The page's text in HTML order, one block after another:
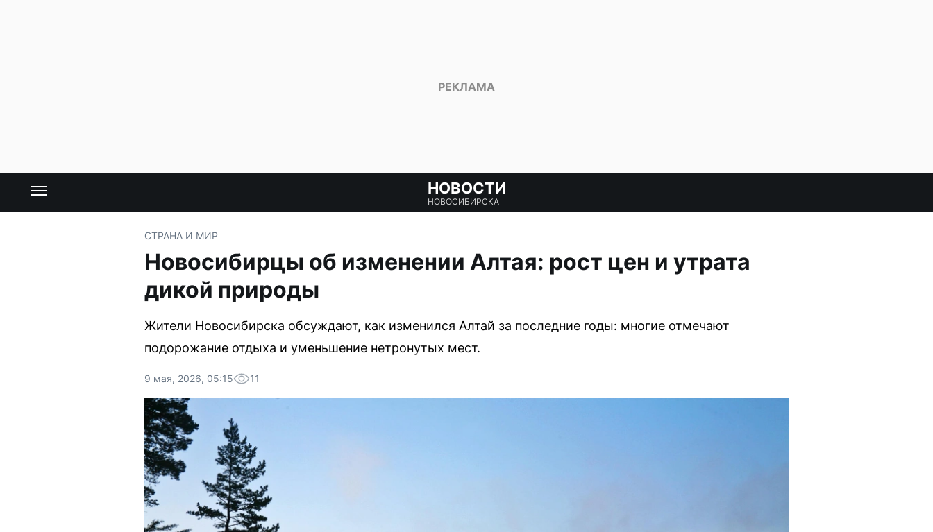
НОВОСТИ
НОВОСИБИРСКА
СТРАНА И МИР
Новосибирцы об изменении Алтая: рост цен и утрата
дикой природы
Жители Новосибирска обсуждают, как изменился Алтай за последние годы: многие отмечают
подорожание отдыха и уменьшение нетронутых мест.
9 мая, 2026, 05:15 11